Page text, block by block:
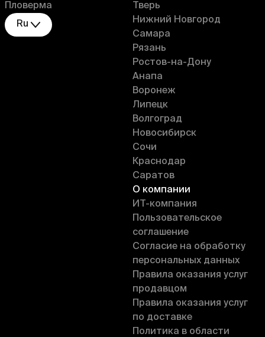
Пловерма
Ru
Тверь
Нижний Новгород
Самара
Рязань
Ростов-на-Дону
Анапа
Воронеж
Липецк
Волгоград
Новосибирск
Сочи
Краснодар
Саратов
О компании
ИT-компания
Пользовательское
соглашение
Согласие на обработку
персональных данных
Правила оказания услуг
продавцом
Правила оказания услуг
по доставке
Политика в области